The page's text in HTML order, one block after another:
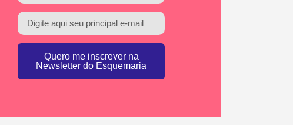
Quero me inscrever na
Newsletter do Esquemaria